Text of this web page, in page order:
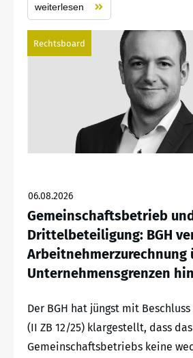
weiterlesen
Rechtsboard
06.08.2026
Gemeinschaftsbetrieb
Drittelbeteiligung: BGH
Arbeitnehmerzurechnung
Unternehmensgrenzen
Der BGH hat jüngst mit Beschluss
(II ZB 12/25) klargestellt, dass
Gemeinschaftsbetriebs keine